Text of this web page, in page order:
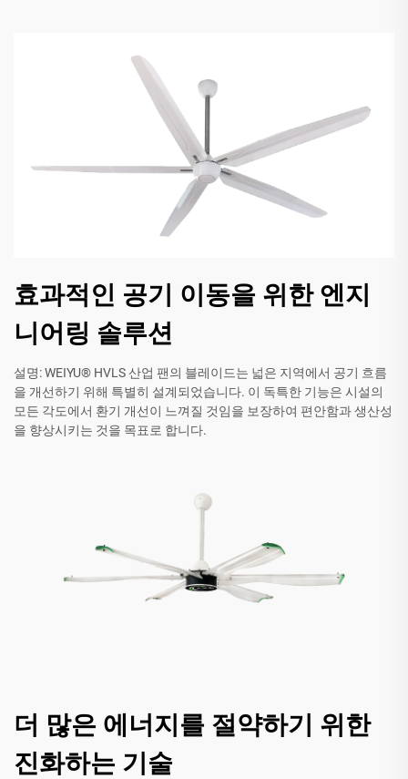
효과적인 공기 이동을 위한 엔지
니어링 솔루션
설명: WEIYU® HVLS 산업 팬의 블레이드는 넓은 지역에서 공기 흐름
을 개선하기 위해 특별히 설계되었습니다. 이 독특한 기능은 시설의
모든 각도에서 환기 개선이 느껴질 것임을 보장하여 편안함과 생산성
을 향상시키는 것을 목표로 합니다.
더 많은 에너지를 절약하기 위한
진화하는 기술